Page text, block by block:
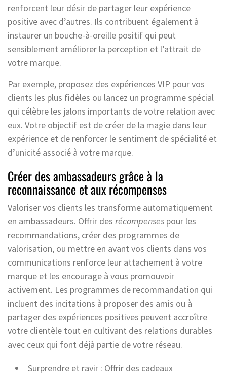
renforcent leur désir de partager leur expérience
positive avec d’autres. Ils contribuent également à
instaurer un bouche-à-oreille positif qui peut
sensiblement améliorer la perception et l’attrait de
votre marque.
Par exemple, proposez des expériences VIP pour vos
clients les plus fidèles ou lancez un programme spécial
qui célèbre les jalons importants de votre relation avec
eux. Votre objectif est de créer de la magie dans leur
expérience et de renforcer le sentiment de spécialité et
d’unicité associé à votre marque.
Créer des ambassadeurs grâce à la
reconnaissance et aux récompenses
Valoriser vos clients les transforme automatiquement
en ambassadeurs. Offrir des récompenses pour les
recommandations, créer des programmes de
valorisation, ou mettre en avant vos clients dans vos
communications renforce leur attachement à votre
marque et les encourage à vous promouvoir
activement. Les programmes de recommandation qui
incluent des incitations à proposer des amis ou à
partager des expériences positives peuvent accroître
votre clientèle tout en cultivant des relations durables
avec ceux qui font déjà partie de votre réseau.
Surprendre et ravir : Offrir des cadeaux